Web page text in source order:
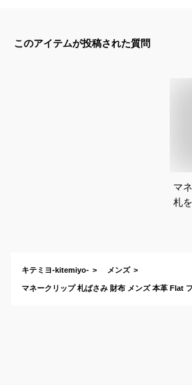
このアイテムが投稿された質問
マ
札
キテミヨ-kitemiyo- メンズ
マネークリップ 札ばさみ 財布 メンズ 本革 Flat